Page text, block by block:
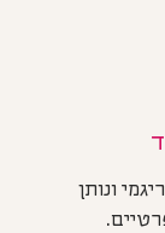
ונותן